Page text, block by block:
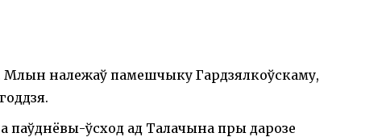
Млын належаў памешчыку Гардзялкоўскаму,
паўднёвы-ўсход ад Талачына пры дарозе